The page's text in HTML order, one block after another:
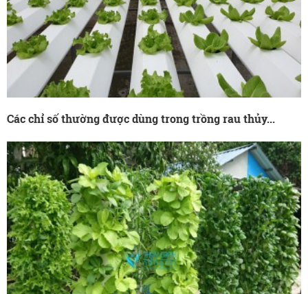
Các chỉ số thường được dùng trong trồng rau thủy...